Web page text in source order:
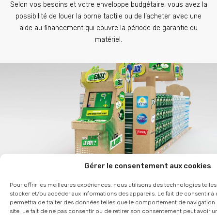
Gérer le consentement aux cookies
Pour offrir les meilleures expériences, nous utilisons des technologies
stocker et/ou accéder aux informations des appareils. Le fait de consentir
permettra de traiter des données telles que le comportement de navigation
site. Le fait de ne pas consentir ou de retirer son consentement peut avoir
Selon vos besoins et votre enveloppe budgétaire, vous avez la
possibilité de louer la borne tactile ou de l’acheter avec une
aide au financement qui couvre la période de garantie du
matériel.
Dispositif de sol ou de linéaire ?